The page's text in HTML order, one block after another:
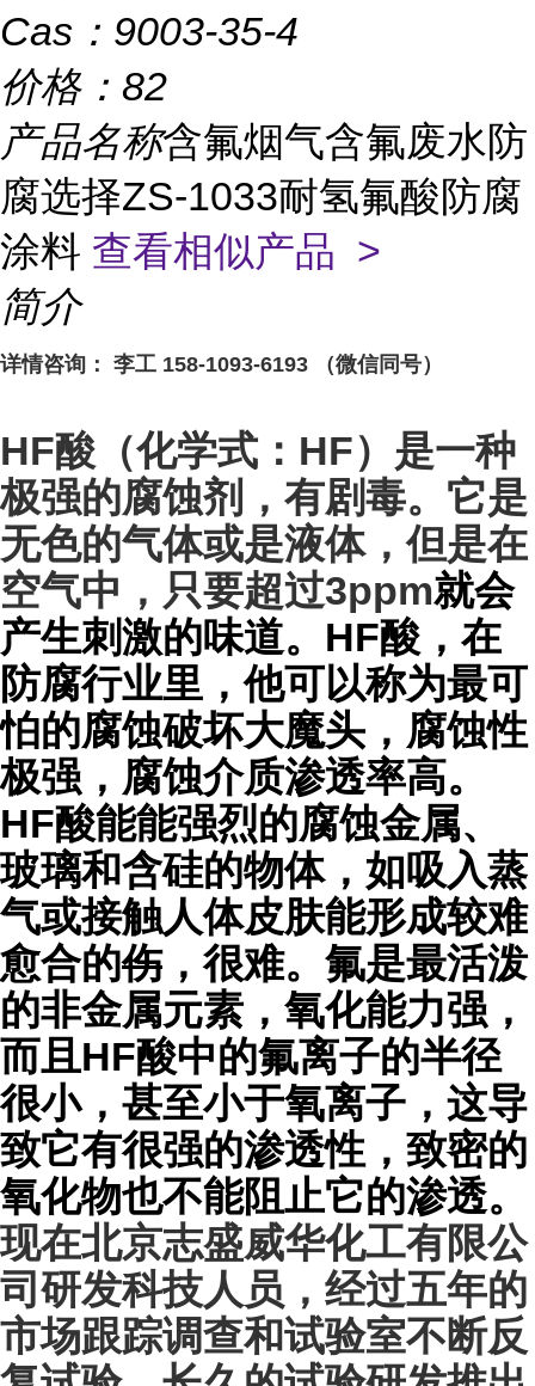
Cas： 9003-35-4
价格： 82
产品名称含氟烟气含氟废水防
腐选择ZS-1033耐氢氟酸防腐
涂料 查看相似产品 >
简介
详情咨询： 李工 158-1093-6193 （微信同号）
HF酸（化学式： HF）是一种
极强的腐蚀剂，有剧毒。它是
无色的气体或是液体，但是在
空气中，只要超过3ppm就会
产生刺激的味道。HF酸，在
防腐行业里，他可以称为最可
怕的腐蚀破坏大魔头，腐蚀性
极强，腐蚀介质渗透率高。
HF酸能能强烈的腐蚀金属、
玻璃和含硅的物体，如吸入蒸
气或接触人体皮肤能形成较难
愈合的伤，很难。氟是最活泼
的非金属元素，氧化能力强，
而且HF酸中的氟离子的半径
很小，甚至小于氧离子，这导
致它有很强的渗透性，致密的
氧化物也不能阻止它的渗透。
现在北京志盛威华化工有限公
司研发科技人员，经过五年的
市场跟踪调查和试验室不断反